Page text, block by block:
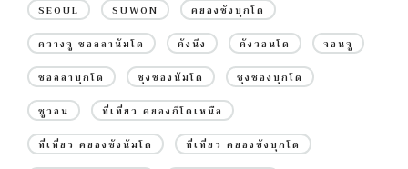
SEOUL SUWON คยองซังบุกโด
ควางจู ชอลลานัมโด คังนึง คังวอนโด จอนจู
ชอลลาบุกโด ชุงชองนัมโด ชุงชองบุกโด
ซูวอน ที่เที่ยว คยองกีโดเหนือ
ที่เที่ยว คยองซังนัมโด ที่เที่ยว คยองซังบุกโด